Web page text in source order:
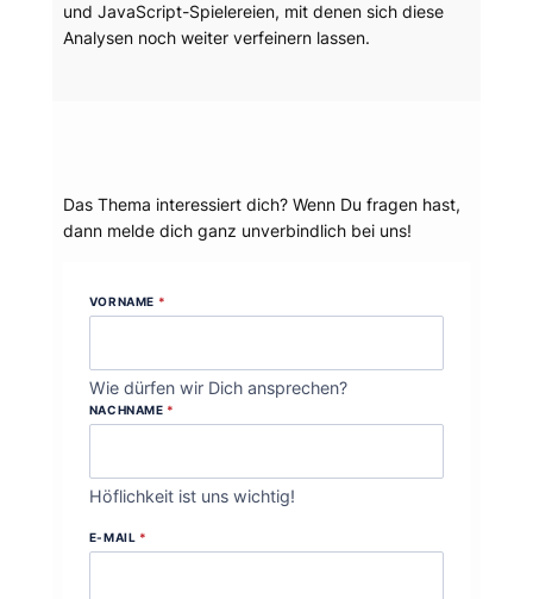
und JavaScript-Spielereien, mit denen sich diese
Analysen noch weiter verfeinern lassen.
Das Thema interessiert dich? Wenn Du fragen hast,
dann melde dich ganz unverbindlich bei uns!
VORNAME *
Wie dürfen wir Dich ansprechen?
NACHNAME *
Höflichkeit ist uns wichtig!
E-MAIL *